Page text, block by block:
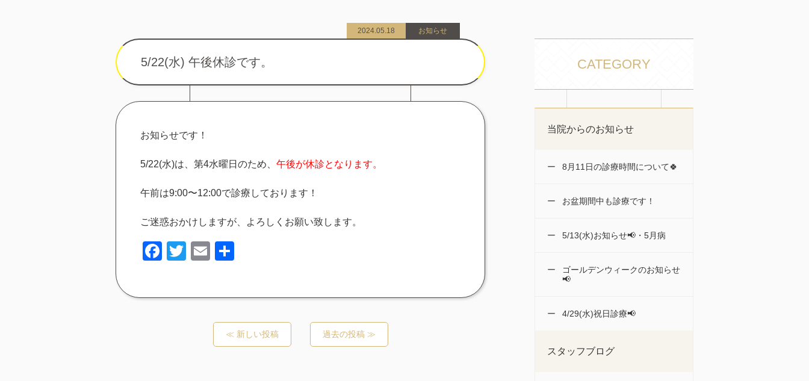
5/22(水) 午後休診です。
2024.05.18 お知らせ
お知らせです！
5/22(水)は、第4水曜日のため、 午後が休診となります。
午前は9:00〜12:00で診療しております！
ご迷惑おかけしますが、よろしくお願い致します。
Facebook
TwitterEmail
≪ 新しい投稿 過去の投稿 ≫
CATEGORY
当院からのお知らせ
8月11日の診療時間について🍀
お盆期間中も診療です！
5/13(水)お知らせ📢・5月病
ゴールデンウィークのお知らせ
📢
4/29(水)祝日診療📢
スタッフブログ